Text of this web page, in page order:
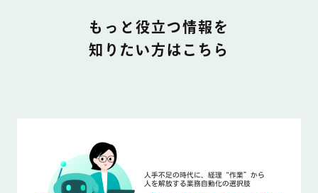
DOCUMENT
もっと役立つ情報を
知りたい方はこちら